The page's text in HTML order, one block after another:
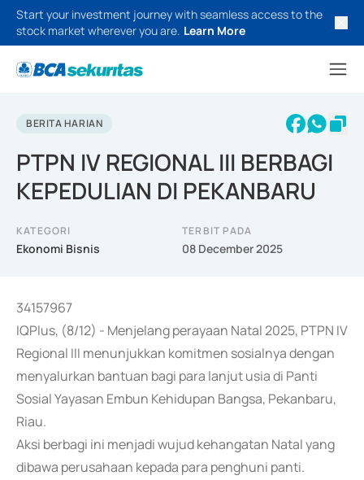
Start your investment journey with seamless access to the
stock market wherever you are. Learn More
BERITA HARIAN
PTPN IV REGIONAL III BERBAGI
KEPEDULIAN DI PEKANBARU
KATEGORI
Ekonomi Bisnis
TERBIT PADA
08 December 2025
34157967
IQPlus, (8/12) - Menjelang perayaan Natal 2025, PTPN IV
Regional III menunjukkan komitmen sosialnya dengan
menyalurkan bantuan bagi para lanjut usia di Panti
Sosial Yayasan Embun Kehidupan Bangsa, Pekanbaru,
Riau.
Aksi berbagi ini menjadi wujud kehangatan Natal yang
dibawa perusahaan kepada para penghuni panti.